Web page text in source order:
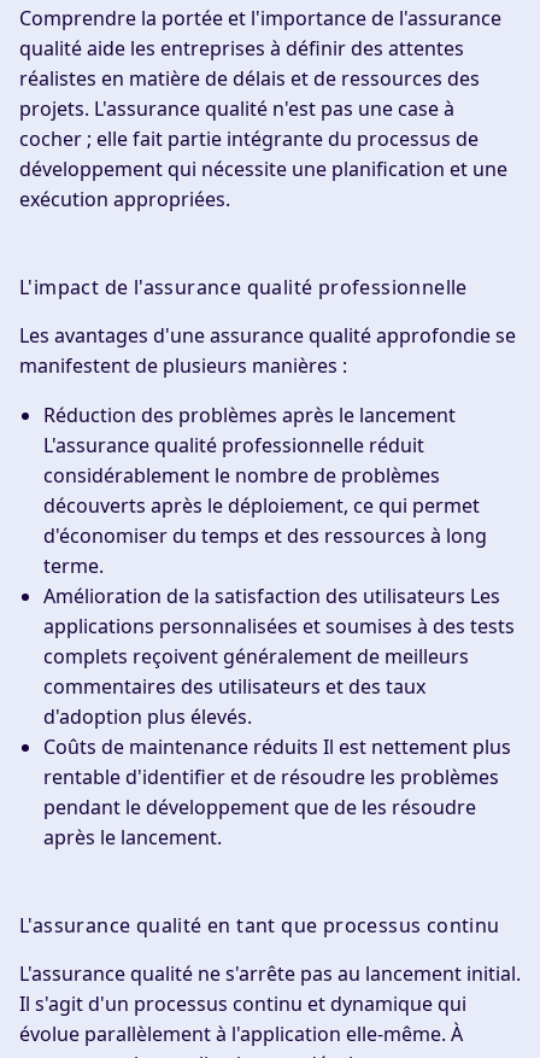
Comprendre la portée et l'importance de l'assurance
qualité aide les entreprises à définir des attentes
réalistes en matière de délais et de ressources des
projets. L'assurance qualité n'est pas une case à
cocher ; elle fait partie intégrante du processus de
développement qui nécessite une planification et une
exécution appropriées.
L'impact de l'assurance qualité professionnelle
Les avantages d'une assurance qualité approfondie se
manifestent de plusieurs manières :
Réduction des problèmes après le lancement
L'assurance qualité professionnelle réduit
considérablement le nombre de problèmes
découverts après le déploiement, ce qui permet
d'économiser du temps et des ressources à long
terme.
Amélioration de la satisfaction des utilisateurs Les
applications personnalisées et soumises à des tests
complets reçoivent généralement de meilleurs
commentaires des utilisateurs et des taux
d'adoption plus élevés.
Coûts de maintenance réduits Il est nettement plus
rentable d'identifier et de résoudre les problèmes
pendant le développement que de les résoudre
après le lancement.
L'assurance qualité en tant que processus continu
L'assurance qualité ne s'arrête pas au lancement initial.
Il s'agit d'un processus continu et dynamique qui
évolue parallèlement à l'application elle-même. À